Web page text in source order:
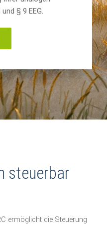
§ 9 EEG.
steuerbar
ermöglicht die Steuerung